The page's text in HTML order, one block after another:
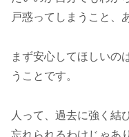
戸惑ってしまうこと、
まず安心してほしいの
うことです。
人って、過去に強く結
忘れられるわけじゃあ